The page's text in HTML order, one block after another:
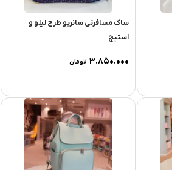
ساک مسافرتی سانریو طرح لیلو و
استیچ
۳.۸۵۰.۰۰۰ تومان